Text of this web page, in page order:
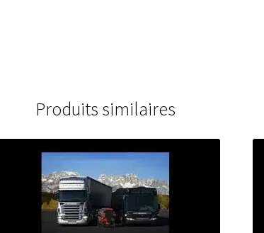
Produits similaires